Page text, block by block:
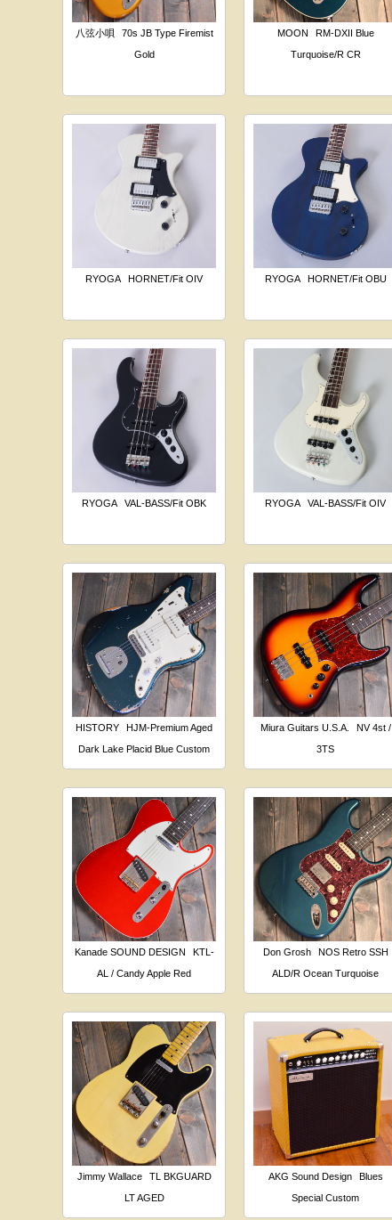
八弦小唄
70s JB Type Firemist
Gold
MOON
RM-DXII Blue
Turquoise/R CR
RYOGA HORNET/Fit OIV RYOGA HORNET/Fit OBU
RYOGA VAL-BASS/Fit OBK RYOGA VAL-BASS/Fit OIV
HISTORY
HJM-Premium Aged
Dark Lake Placid Blue Custom
Miura Guitars U.S.A.
NV 4st /
3TS
Kanade SOUND DESIGN
KTL-
AL / Candy Apple Red
Don Grosh
NOS Retro SSH
ALD/R Ocean Turquoise
Jimmy Wallace
TL BKGUARD
LT AGED
AKG Sound Design
Blues
Special Custom